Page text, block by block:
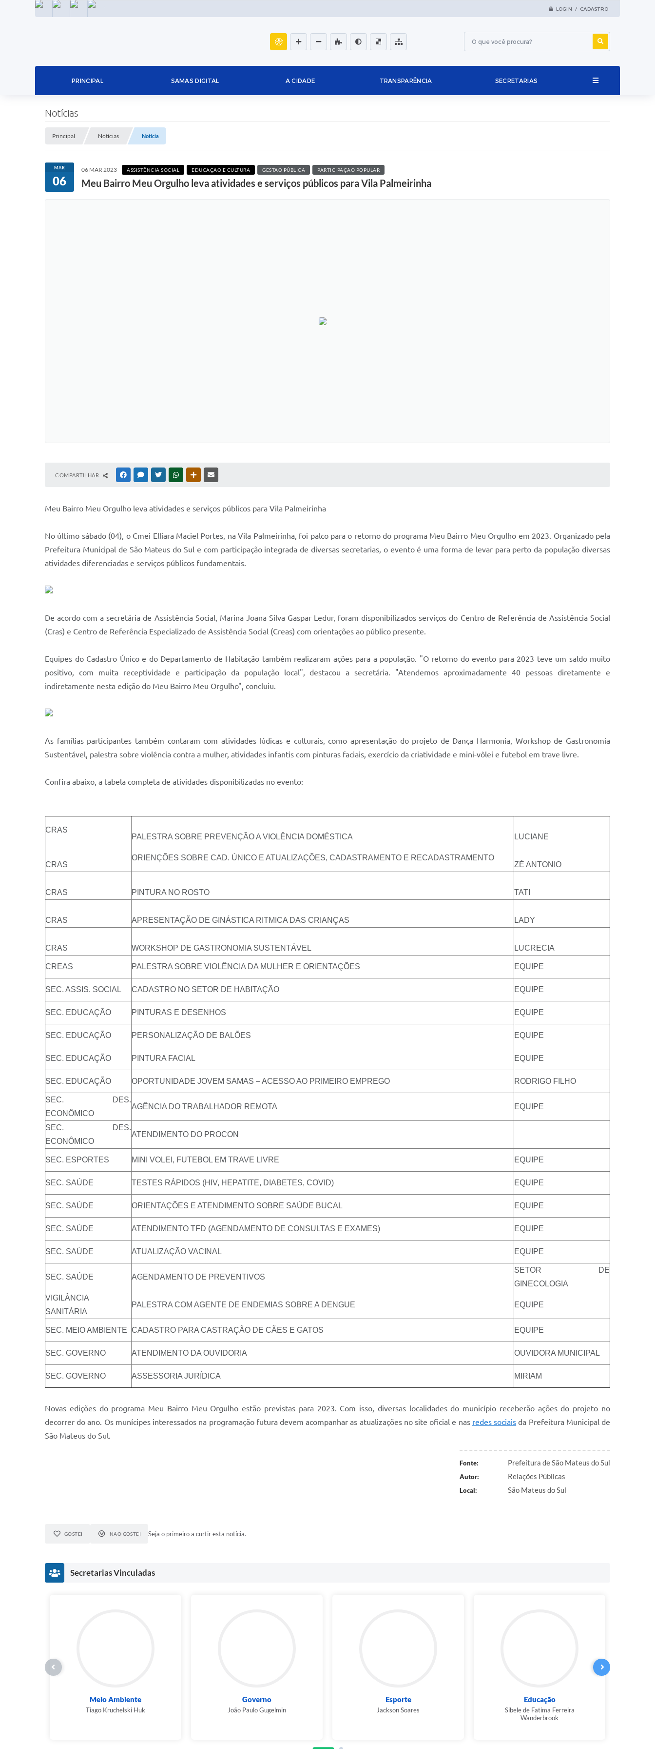
LOGIN / CADASTRO
INSTAGRAMFACEBOOKLINKEDIN
PRINCIPAL SAMAS DIGITAL A CIDADE TRANSPARÊNCIA SECRETARIAS
Notícias
Principal Notícias Notícia
MAR
06
06 MAR 2023 ASSISTÊNCIA SOCIAL EDUCAÇÃO E CULTURA GESTÃO PÚBLICA PARTICIPAÇÃO POPULAR
Meu Bairro Meu Orgulho leva atividades e serviços públicos para Vila Palmeirinha
COMPARTILHAR FACEBOOKMESSENGER
TWITTERWHATSAPPOUTRAS MÍDIAS
Meu Bairro Meu Orgulho leva atividades e serviços públicos para Vila Palmeirinha
No último sábado (04), o Cmei Elliara Maciel Portes, na Vila Palmeirinha, foi palco para o retorno do programa Meu Bairro Meu Orgulho em 2023. Organizado pela
Prefeitura Municipal de São Mateus do Sul e com participação integrada de diversas secretarias, o evento é uma forma de levar para perto da população diversas
atividades diferenciadas e serviços públicos fundamentais.
De acordo com a secretária de Assistência Social, Marina Joana Silva Gaspar Ledur, foram disponibilizados serviços do Centro de Referência de Assistência Social
(Cras) e Centro de Referência Especializado de Assistência Social (Creas) com orientações ao público presente.
Equipes do Cadastro Único e do Departamento de Habitação também realizaram ações para a população. "O retorno do evento para 2023 teve um saldo muito
positivo, com muita receptividade e participação da população local", destacou a secretária. "Atendemos aproximadamente 40 pessoas diretamente e
indiretamente nesta edição do Meu Bairro Meu Orgulho", concluiu.
As famílias participantes também contaram com atividades lúdicas e culturais, como apresentação do projeto de Dança Harmonia, Workshop de Gastronomia
Sustentável, palestra sobre violência contra a mulher, atividades infantis com pinturas faciais, exercício da criatividade e mini-vôlei e futebol em trave livre.
Confira abaixo, a tabela completa de atividades disponibilizadas no evento:
CRAS
PALESTRA SOBRE PREVENÇÃO A VIOLÊNCIA DOMÉSTICA
LUCIANE
CRAS
ORIENÇÕES SOBRE CAD. ÚNICO E ATUALIZAÇÕES, CADASTRAMENTO E RECADASTRAMENTO
ZÉ ANTONIO
CRAS PINTURA NO ROSTO TATI
CRAS APRESENTAÇÃO DE GINÁSTICA RITMICA DAS CRIANÇAS LADY
CRAS WORKSHOP DE GASTRONOMIA SUSTENTÁVEL LUCRECIA
CREAS PALESTRA SOBRE VIOLÊNCIA DA MULHER E ORIENTAÇÕES EQUIPE
SEC. ASSIS. SOCIAL CADASTRO NO SETOR DE HABITAÇÃO EQUIPE
SEC. EDUCAÇÃO PINTURAS E DESENHOS EQUIPE
SEC. EDUCAÇÃO PERSONALIZAÇÃO DE BALÕES EQUIPE
SEC. EDUCAÇÃO PINTURA FACIAL EQUIPE
SEC. EDUCAÇÃO OPORTUNIDADE JOVEM SAMAS – ACESSO AO PRIMEIRO EMPREGO RODRIGO FILHO
SEC. DES.
ECONÔMICO
AGÊNCIA DO TRABALHADOR REMOTA EQUIPE
SEC. DES.
ECONÔMICO
ATENDIMENTO DO PROCON
SEC. ESPORTES MINI VOLEI, FUTEBOL EM TRAVE LIVRE EQUIPE
SEC. SAÚDE TESTES RÁPIDOS (HIV, HEPATITE, DIABETES, COVID) EQUIPE
SEC. SAÚDE ORIENTAÇÕES E ATENDIMENTO SOBRE SAÚDE BUCAL EQUIPE
SEC. SAÚDE ATENDIMENTO TFD (AGENDAMENTO DE CONSULTAS E EXAMES) EQUIPE
SEC. SAÚDE ATUALIZAÇÃO VACINAL EQUIPE
SEC. SAÚDE AGENDAMENTO DE PREVENTIVOS
SETOR DE
GINECOLOGIA
VIGILÂNCIA
SANITÁRIA
PALESTRA COM AGENTE DE ENDEMIAS SOBRE A DENGUE EQUIPE
SEC. MEIO AMBIENTE CADASTRO PARA CASTRAÇÃO DE CÃES E GATOS EQUIPE
SEC. GOVERNO ATENDIMENTO DA OUVIDORIA OUVIDORA MUNICIPAL
SEC. GOVERNO ASSESSORIA JURÍDICA MIRIAM
Novas edições do programa Meu Bairro Meu Orgulho estão previstas para 2023. Com isso, diversas localidades do município receberão ações do projeto no
decorrer do ano. Os munícipes interessados na programação futura devem acompanhar as atualizações no site oficial e nas redes sociais da Prefeitura Municipal de
São Mateus do Sul.
Fonte: Prefeitura de São Mateus do Sul
Autor: Relações Públicas
Local: São Mateus do Sul
GOSTEI NÃO GOSTEI Seja o primeiro a curtir esta notícia.
Secretarias Vinculadas
Meio Ambiente
Tiago Kruchelski Huk
Governo
João Paulo Gugelmin
Esporte
Jackson Soares
Educação
Sibele de Fatima Ferreira
Wanderbrook